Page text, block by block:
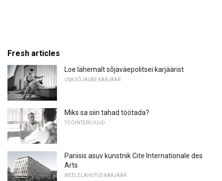
Fresh articles
Loe lähemalt sõjaväepolitsei karjäärist
USA SÕJAVÄE KARJÄÄR
Miks sa siin tahad töötada?
TÖÖINTERVJUUD
Pariisis asuv kunstnik Cite Internationale des
Arts
MEELELAHUTUS KARJÄÄR